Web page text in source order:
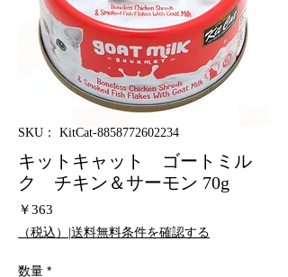
SKU： KitCat-8858772602234
キットキャット ゴートミル
ク チキン＆サーモン 70g
￥363
格
（税込）|送料無料条件を確認する
数量 *